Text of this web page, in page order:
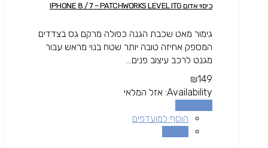
כיסוי אדום IPHONE 8 / 7 – PATCHWORKS LEVEL ITG
גימור מאט שכבת הגנה כפולה מרקם גס בצדדים
המספק אחיזה טובה יותר שטח בנוי מראש עבור
מגנט לרכב עיצוב פנים...
₪149
Availability: אזל המלאי
הוסף למועדפים